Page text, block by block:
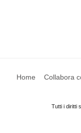
Home Collabora
Tutti i diritti